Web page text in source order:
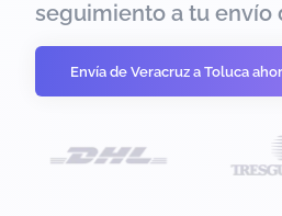
seguimiento a tu envío
Envía de Veracruz a Toluca